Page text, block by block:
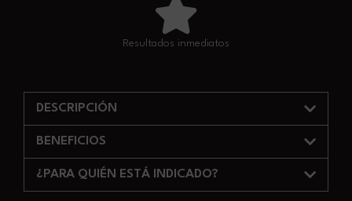
Resultados inmediatos
DESCRIPCIÓN
BENEFICIOS
¿PARA QUIÉN ESTÁ INDICADO?